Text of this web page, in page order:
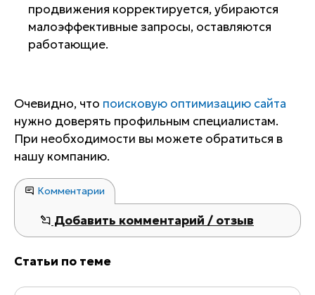
продвижения корректируется, убираются
малоэффективные запросы, оставляются
работающие.
Очевидно, что поисковую оптимизацию сайта
нужно доверять профильным специалистам.
При необходимости вы можете обратиться в
нашу компанию.
Комментарии
Добавить комментарий / отзыв
Статьи по теме